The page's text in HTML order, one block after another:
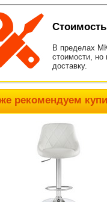
В пределах
стоимости, но
доставку.
рекомендуем